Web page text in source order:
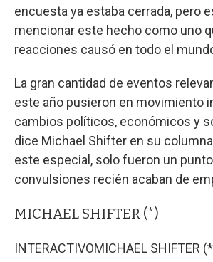
encuesta ya estaba cerrada, pero
mencionar este hecho como uno
reacciones causó en todo el
La gran cantidad de eventos
este año pusieron en movimiento
cambios políticos, económicos y
dice Michael Shifter en su
este especial, solo fueron un
convulsiones recién acaban de
MICHAEL SHIFTER (*)
INTERACTIVOMICHAEL SHIFTER